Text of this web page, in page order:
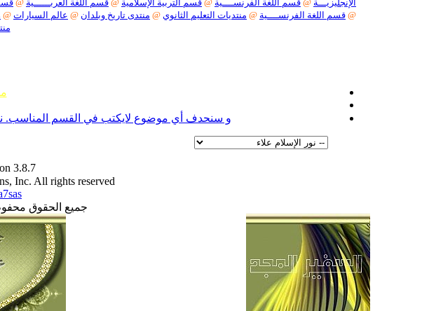
الإنجليزيـــة @ قسم اللغة الفرنســــية @ قسم التربية الإسلامية @ قسم اللغة العربــــــية @
@ قسم اللغة الفرنســــية @ منتديات التعليم الثانوي @ منتدى تاريخ وبلدان @ عالم السيارات @
و سنحدف أي موضوع لايكتب في القسم المناسب.
3.8.7
Inc. All rights reserved.
جميع الحقوق محفوظة